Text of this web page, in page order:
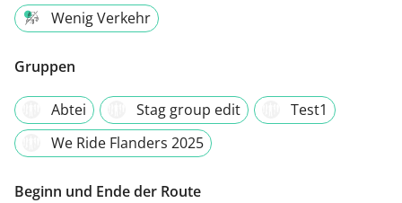
Wenig Verkehr
Gruppen
Abtei Stag group edit
Test1
We Ride Flanders 2025
Beginn und Ende der Route